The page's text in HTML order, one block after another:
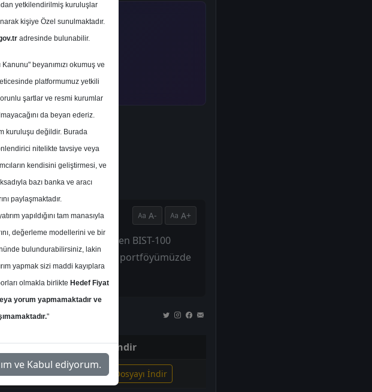
A- A+
2024 tarihinden itibaren BIST-100
TKNSA’yı model portföyümüzde
İndir
İlgili Dosyayı İndir
yetkilendirilmiş kuruluşlar
kişiye Özel sunulmaktadır.
adresinde bulunabilir.
beyanımızı okumuş ve
platformumuz yetkili
şartlar ve resmi kurumlar
da beyan ederiz.
kuruluşu değildir. Burada
nitelikte tavsiye veya
kendisini geliştirmesi, ve
bazı banka ve aracı
paylaşmaktadır.
yapıldığını tam manasıyla
değerleme modellerini ve bir
bulundurabilirsiniz, lakin
yapmak sizi maddi kayıplara
olmakla birlikte Hedef Fiyat
yorum yapmamaktadır ve
"
Beyan edilen metni Okudum, Anladım ve Kabul ediyorum.